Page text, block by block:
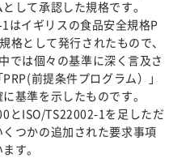
して承認した規格です。
はイギリスの食品安全規格P
格として発行されたもので、
では個々の基準に深く言及さ
前提条件プログラム）」
基準を示したものです。
とISO/TS22002-1を足しただ
つかの追加された要求事項
す。